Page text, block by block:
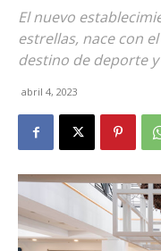
El nuevo
estrellas, nace con
destino de deporte
abril 4, 2023